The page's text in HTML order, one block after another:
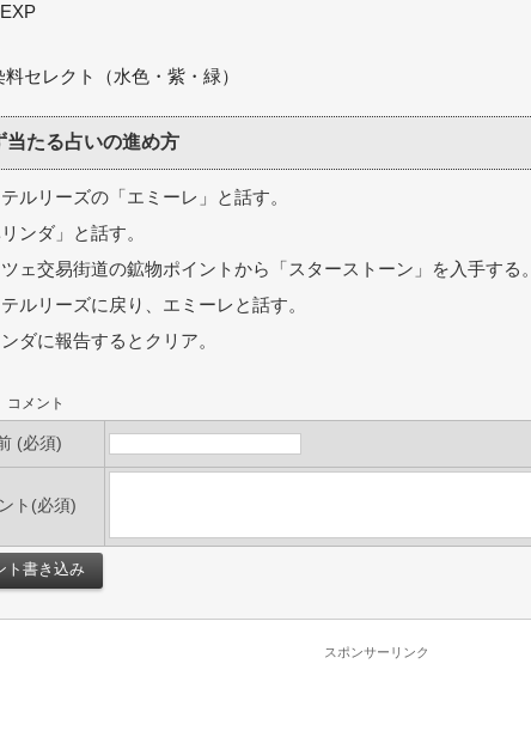
セレクト（水色・紫・緑）
当たる占いの進め方
ルリーズの「エミーレ」と話す。
リンダ」と話す。
ツェ交易街道の鉱物ポイントから「スターストーン」を入手する。
ルリーズに戻り、エミーレと話す。
ダに報告するとクリア。
コメント
(必須)
ト(必須)
スポンサーリンク